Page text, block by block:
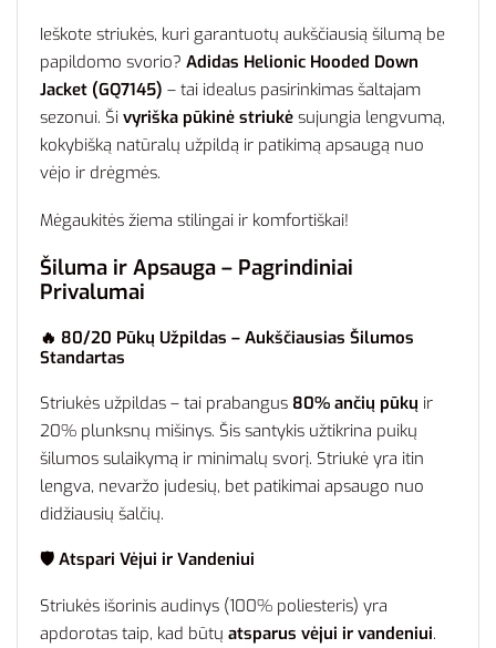
Ieškote striukės, kuri garantuotų aukščiausią šilumą be
papildomo svorio? Adidas Helionic Hooded Down
Jacket (GQ7145) – tai idealus pasirinkimas šaltajam
sezonui. Ši vyriška pūkinė striukė sujungia lengvumą,
kokybišką natūralų užpildą ir patikimą apsaugą nuo
vėjo ir drėgmės.
Mėgaukitės žiema stilingai ir komfortiškai!
Šiluma ir Apsauga – Pagrindiniai
Privalumai
🔥 80/20 Pūkų Užpildas – Aukščiausias Šilumos
Standartas
Striukės užpildas – tai prabangus 80% ančių pūkų ir
20% plunksnų mišinys. Šis santykis užtikrina puikų
šilumos sulaikymą ir minimalų svorį. Striukė yra itin
lengva, nevaržo judesių, bet patikimai apsaugo nuo
didžiausių šalčių.
🛡️ Atspari Vėjui ir Vandeniui
Striukės išorinis audinys (100% poliesteris) yra
apdorotas taip, kad būtų atsparus vėjui ir vandeniui.